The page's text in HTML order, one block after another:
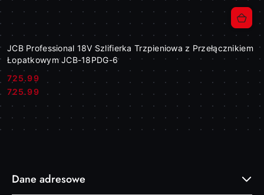
JCB Professional 18V Szlifierka Trzpieniowa z Przełącznikiem
Łopatkowym JCB-18PDG-6
Cena:
725.99
Cena:
725.99
Dane adresowe